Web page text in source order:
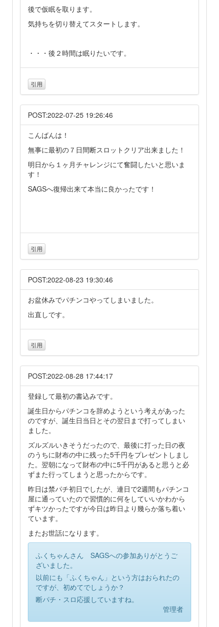
後で仮眠を取ります。
気持ちを切り替えてスタートします。
・・・後２時間は眠りたいです。
引用
POST:2022-07-25 19:26:46
こんばんは！
無事に最初の７日間断スロットクリア出来ました！
明日から１ヶ月チャレンジにて奮闘したいと思いま
す！
SAGSへ復帰出来て本当に良かったです！
引用
POST:2022-08-23 19:30:46
お盆休みでパチンコやってしまいました。
出直しです。
引用
POST:2022-08-28 17:44:17
登録して最初の書込みです。
誕生日からパチンコを辞めようという考えがあった
のですが、誕生日当日とその翌日まで打ってしまい
ました。
ズルズルいきそうだったので、最後に打った日の夜
のうちに財布の中に残った5千円をプレゼントしまし
た。翌朝になって財布の中に5千円があると思うと必
ずまた行ってしまうと思ったからです。
昨日は禁パチ初日でしたが、連日で2週間もパチンコ
屋に通っていたので習慣的に何をしていいかわから
ずキツかったですが今日は昨日より幾らか落ち着い
ています。
またお世話になります。
ふくちゃんさん SAGSへの参加ありがとうご
ざいました。
以前にも「ふくちゃん」という方はおられたの
ですが、初めてでしょうか？
断パチ・スロ応援していますね。
管理者